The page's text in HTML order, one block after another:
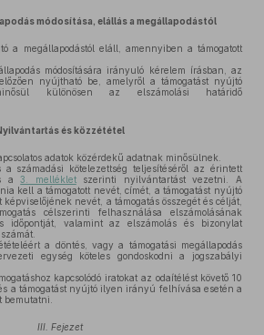
módosítása, elállás a megállapodástól
a megállapodástól eláll, amennyiben a támogatott
módosítására irányuló kérelem írásban, az
nyújtható be, amelyről a támogatást nyújtó
különösen az elszámolási határidő
és közzététel
adatok közérdekű adatnak minősülnek.
a számadási kötelezettség teljesítéséről az érintett
a3. mellékletszerinti nyilvántartást vezetni. A
kell a támogatott nevét, címét, a támogatást nyújtó
képviselőjének nevét, a támogatás összegét és célját,
célszerinti felhasználása elszámolásának
időpontját, valamint az elszámolás és bizonylat
a döntés, vagy a támogatási megállapodás
egység köteles gondoskodni a jogszabályi
kapcsolódó iratokat az odaítélést követő 10
a támogatást nyújtó ilyen irányú felhívása esetén a
bemutatni.
III. Fejezet